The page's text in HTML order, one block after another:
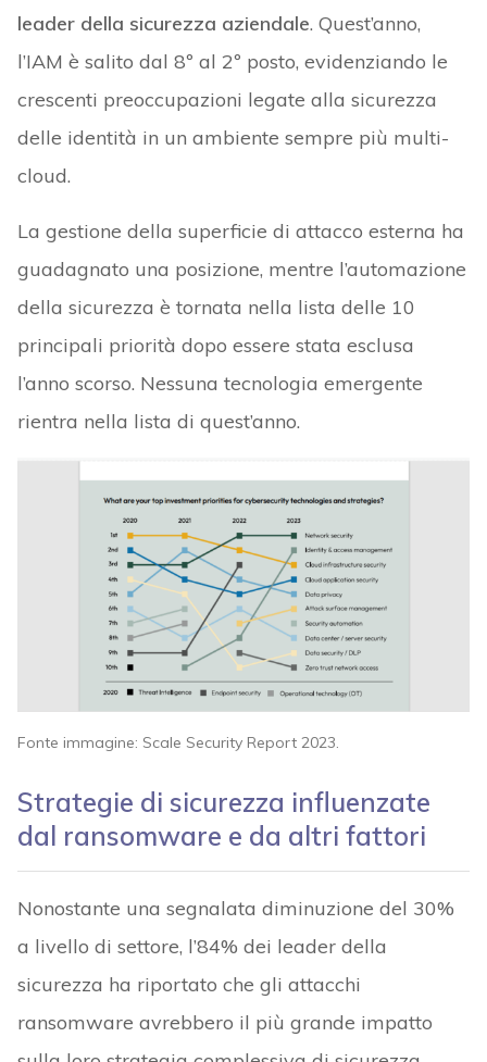
leader della sicurezza aziendale. Quest’anno,
l’IAM è salito dal 8º al 2º posto, evidenziando le
crescenti preoccupazioni legate alla sicurezza
delle identità in un ambiente sempre più multi-
cloud.
La gestione della superficie di attacco esterna ha
guadagnato una posizione, mentre l’automazione
della sicurezza è tornata nella lista delle 10
principali priorità dopo essere stata esclusa
l’anno scorso. Nessuna tecnologia emergente
rientra nella lista di quest’anno.
Fonte immagine: Scale Security Report 2023.
Strategie di sicurezza influenzate
dal ransomware e da altri fattori
Nonostante una segnalata diminuzione del 30%
a livello di settore, l’84% dei leader della
sicurezza ha riportato che gli attacchi
ransomware avrebbero il più grande impatto